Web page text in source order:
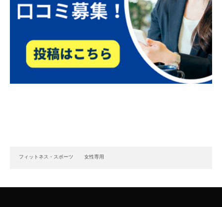
フィットネス・スポーツ 女性専用